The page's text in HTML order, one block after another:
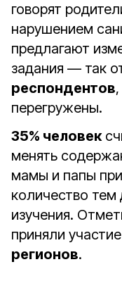
говорят
нарушением
предлагают
задания — так
респондентов
перегружены.
35% человек
менять
мамы и папы
количество тем
изучения.
приняли участие
регионов.